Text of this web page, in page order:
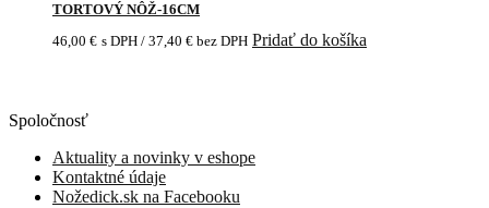
TORTOVÝ NÔŽ-16CM
46,00 € s DPH / 37,40 € bez DPH Pridať do košíka
Spoločnosť
Aktuality a novinky v eshope
Kontaktné údaje
Nožedick.sk na Facebooku